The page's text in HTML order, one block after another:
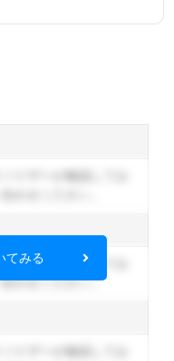
イザーが確認してお
わせください。
てみる